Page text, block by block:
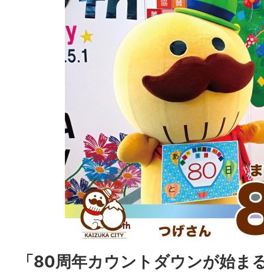
「80周年カウントダウンが始ま